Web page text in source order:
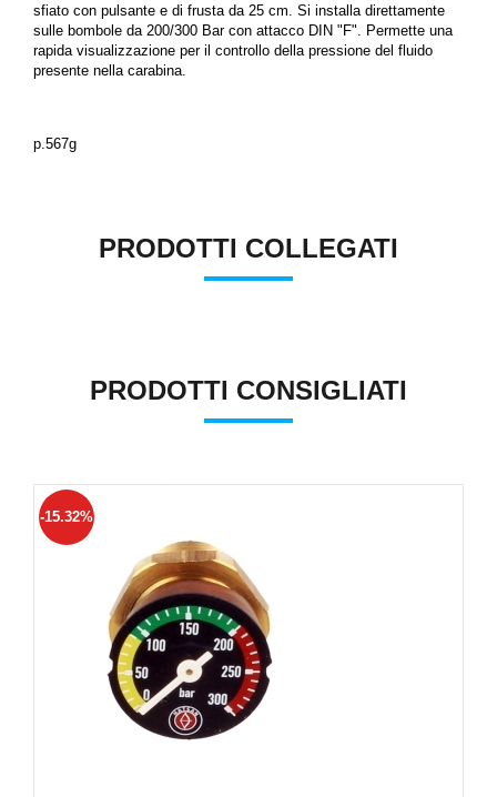
sfiato con pulsante e di frusta da 25 cm. Si installa direttamente
sulle bombole da 200/300 Bar con attacco DIN "F". Permette una
rapida visualizzazione per il controllo della pressione del fluido
presente nella carabina.
p.567g
PRODOTTI COLLEGATI
PRODOTTI CONSIGLIATI
-15.32%